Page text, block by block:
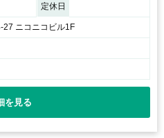
定休日
27 ニコニコビル1F
を見る